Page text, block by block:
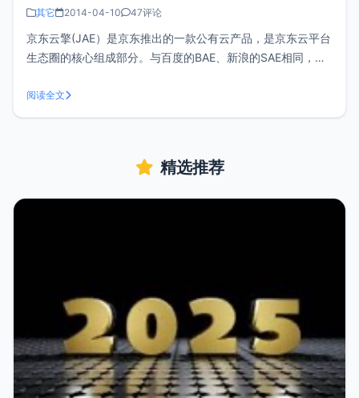
其它 2014-04-10 47评论
京东云擎(JAE）是京东推出的一款公有云产品，是京东云平台
生态圈的核心组成部分。与百度的BAE、新浪的SAE相同，但
z尝试在JAE安装WordPress并成功，相对而言比BAE和SAE安
装更加简单，下面就来分享一下。<br/ >一、
阅读全文
精选推荐